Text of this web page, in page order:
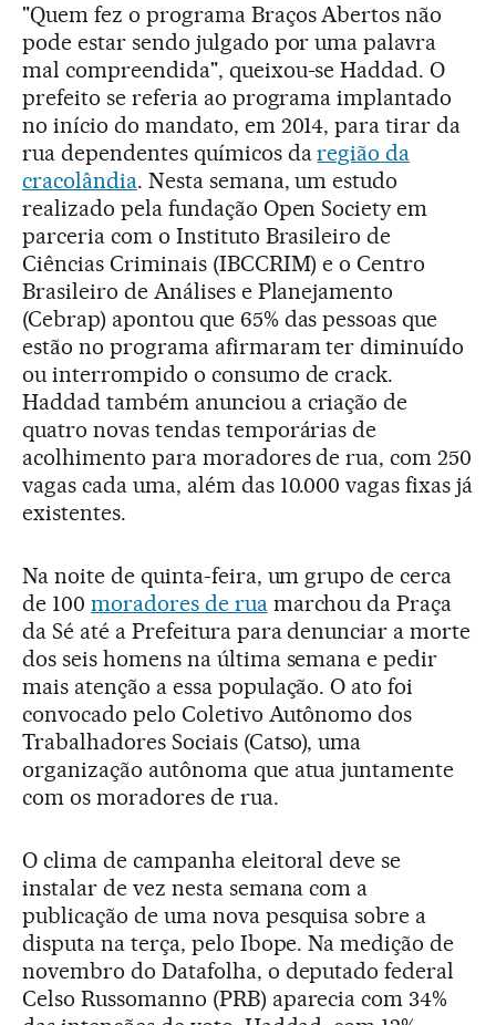
"Quem fez o programa Braços Abertos não
pode estar sendo julgado por uma palavra
mal compreendida", queixou-se Haddad. O
prefeito se referia ao programa implantado
no início do mandato, em 2014, para tirar da
rua dependentes químicos daregião da
cracolândia. Nesta semana, um estudo
realizado pela fundação Open Society em
parceria com o Instituto Brasileiro de
Ciências Criminais (IBCCRIM) e o Centro
Brasileiro de Análises e Planejamento
(Cebrap) apontou que 65% das pessoas que
estão no programa afirmaram ter diminuído
ou interrompido o consumo de crack.
Haddad também anunciou a criação de
quatro novas tendas temporárias de
acolhimento para moradores de rua, com 250
vagas cada uma, além das 10.000 vagas fixas já
existentes.
Na noite de quinta-feira, um grupo de cerca
de 100 moradores de ruamarchou da Praça
da Sé até a Prefeitura para denunciar a morte
dos seis homens na última semana e pedir
mais atenção a essa população. O ato foi
convocado pelo Coletivo Autônomo dos
Trabalhadores Sociais (Catso), uma
organização autônoma que atua juntamente
com os moradores de rua.
O clima de campanha eleitoral deve se
instalar de vez nesta semana com a
publicação de uma nova pesquisa sobre a
disputa na terça, pelo Ibope. Na medição de
novembro do Datafolha, o deputado federal
Celso Russomanno (PRB) aparecia com 34%